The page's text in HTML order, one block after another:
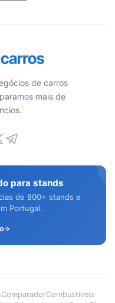
de carros
mais de
para stands
de 800+ stands e
Portugal.
ComparadorCombustíveis